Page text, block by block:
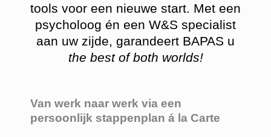
tools voor een nieuwe start. Met een
psycholoog én een W&S specialist
aan uw zijde, garandeert BAPAS u
the best of both worlds!
Van werk naar werk via een
persoonlijk stappenplan á la Carte